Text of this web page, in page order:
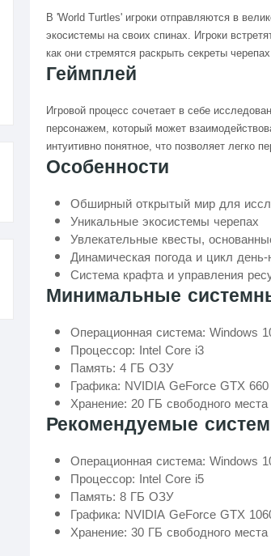
В 'World Turtles' игроки отправляются в
экосистемы на своих спинах. Игроки
как они стремятся раскрыть секреты
Геймплей
Игровой процесс сочетает в себе
персонажем, который может
интуитивно понятное, что позволяет легко
Особенности
Обширный открытый мир для
Уникальные экосистемы черепах
Увлекательные квесты,
Динамическая погода и цикл
Система крафта и управления
Минимальные
Операционная система: Windows
Процессор: Intel Core i3
Память: 4 ГБ ОЗУ
Графика: NVIDIA GeForce GTX 660
Хранение: 20 ГБ свободного места
Рекомендуемые
Операционная система: Windows
Процессор: Intel Core i5
Память: 8 ГБ ОЗУ
Графика: NVIDIA GeForce GTX
Хранение: 30 ГБ свободного места